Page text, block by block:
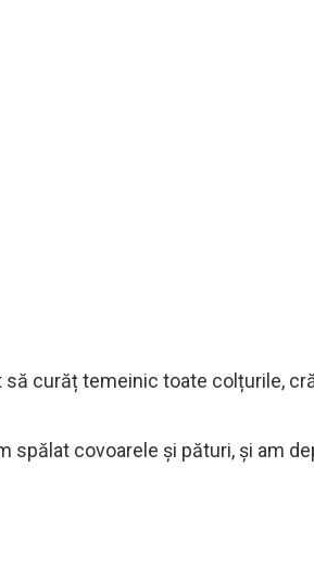
curăț temeinic toate colțurile,
covoarele și pături, și am